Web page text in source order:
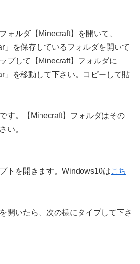
ォルダ【Minecraft】を開いて、
」を保存しているフォルダを開いて
プして【Minecraft】フォルダに
」を移動して下さい。コピーして貼
す。【Minecraft】フォルダはその
い。
トを開きます。Windows10はこち
開いたら、次の様にタイプして下さ